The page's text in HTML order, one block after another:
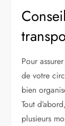
Pour
de votre
bien
Tout
plusieurs